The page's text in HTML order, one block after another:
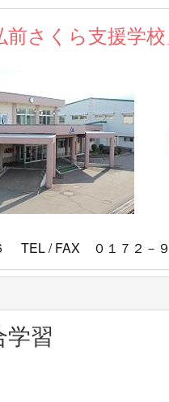
さくら支援学校
TEL / FAX ０１７２－９
習